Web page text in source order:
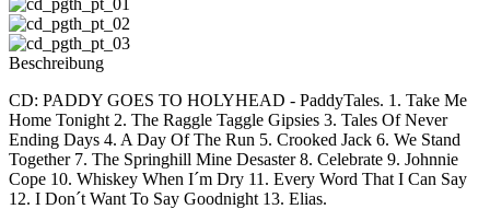
Beschreibung
CD: PADDY GOES TO HOLYHEAD - PaddyTales. 1. Take Me
Home Tonight 2. The Raggle Taggle Gipsies 3. Tales Of Never
Ending Days 4. A Day Of The Run 5. Crooked Jack 6. We Stand
Together 7. The Springhill Mine Desaster 8. Celebrate 9. Johnnie
Cope 10. Whiskey When I´m Dry 11. Every Word That I Can Say
12. I Don´t Want To Say Goodnight 13. Elias.